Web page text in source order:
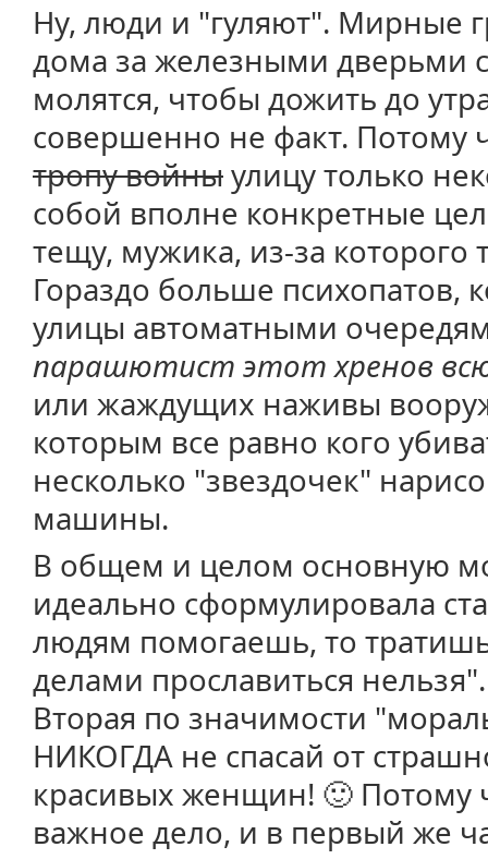
Ну, люди и "гуляют". Мирные
дома за железными дверьми
молятся, чтобы дожить до
совершенно не факт. Потому
тропу войныулицу только
собой вполне конкретные
тещу, мужика, из-за которого
Гораздо больше психопатов,
улицы автоматными
парашютист этот хренов
или жаждущих наживы
которым все равно кого
несколько "звездочек"
машины.
В общем и целом основную
идеально сформулировала
людям помогаешь, то
делами прославиться нельзя".
Вторая по значимости
НИКОГДА не спасай от
красивых женщин! 🙂 Потому
важное дело, и в первый же